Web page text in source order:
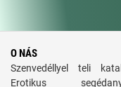
O NÁS
Szenvedéllyel teli
Erotikus